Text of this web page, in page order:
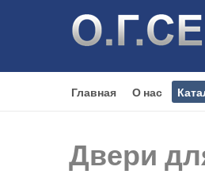
Главная О нас
Двери